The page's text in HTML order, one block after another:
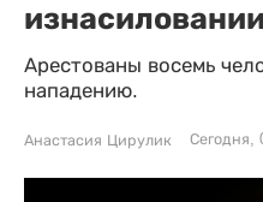
Арестованы восемь
нападению.
Анастасия Цирулик Сегодня,